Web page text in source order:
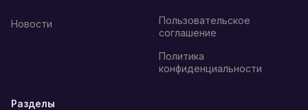
Новости
Пользовательское
соглашение
Политика
конфиденциальности
Разделы